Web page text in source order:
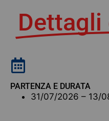
Dettagli
PARTENZA E DURATA
31/07/2026 – 13/